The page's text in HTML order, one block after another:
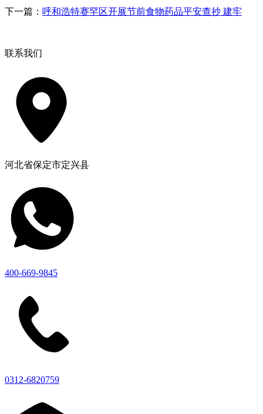
下一篇： 呼和浩特赛罕区开展节前食物药品平安查抄 建牢
联系我们
河北省保定市定兴县
400-669-9845
0312-6820759